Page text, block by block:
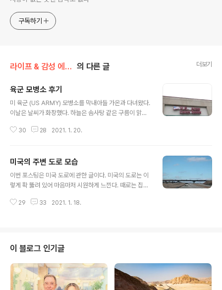
구독하기
라이프 & 감성 에세이/문화 차이 의 다른 글 더보기
육군 모병소 후기
미 육군 (US ARMY) 모병소를 막내아들 가온과 다녀왔다.
이날은 날씨가 화창했다. 하늘은 솜사탕 같은 구름이 맑게
환영하고 기뻐해야 할 때인데도 그러하지 못하는 심정이
없다. 엄마의 염려를 뒤로 아들은 씩씩하게 육군 모병소 안
을 찾아갔다. 이곳은 한 사람만 입장이 가능해서 밖에서 기
다렸다. 아들은 한참 후에 나왔다. 그래도 안심한 듯한 표정
아가는 모양새가 이상할 만큼 군대의 이상 기운이 나타났
30 28 2021. 1. 20.
미국의 주변 도로 모습
이번 포스팅은 미국 도로에 관한 글이다. 미국의 도로는 이
렇게 확 뚫려 있어 마음마저 시원하게 느낀다. 때로는 집을
도로를 달릴 수 있어서다. 그런 도로포장도 잘 되어 있는 하
을 내야 한다. 미국의 도로 단속은 얼마나 빨리 달리느냐에
따라서 그 속도 법에 대해 벌금이 주어진다. 미국의 도로 상
황을 잘 모르고 운전하는 분의 경우는 무작정 속도를 내는
경우가 있다. 이럴 때는 숨어 지켜 있는 경찰이 뿅 하고 나
타나서 단속을 하게 된다. 경찰을 피해서 도망을 가면 안된
29 33 2021. 1. 18.
이 블로그 인기글